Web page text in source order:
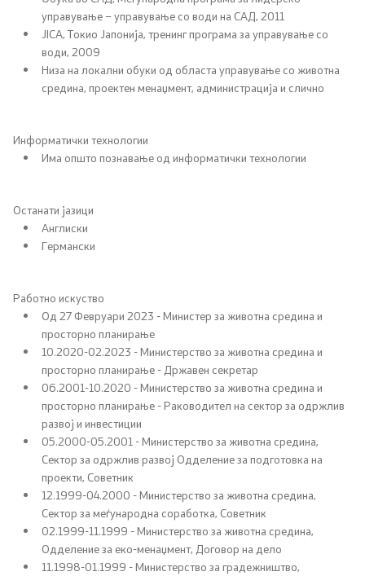
Отпад
Почва
Жиро сметки - Отпад
Објави
Концесии
Јавни огласи
Завршени јавни огласи
Конкурси
Завршени конкурси
Контакт
Контакт
управување – управување со води на САД, 2011
JICA, Токио Јапонија, тренинг програма за управување со
води, 2009
Низа на локални обуки од областа управување со животна
средина, проектен менаџмент, администрација и слично
Информатички технологии
Има општо познавање од информатички технологии
Останати јазици
Англиски
Германски
Работно искуство
Од 27 Февруари 2023 - Министер за животна средина и
просторно планирање
10.2020-02.2023 - Министерство за животна средина и
просторно планирање - Државен секретар
06.2001-10.2020 - Министерство за животна средина и
просторно планирање - Раководител на сектор за одржлив
развој и инвестиции
05.2000-05.2001 - Министерство за животна средина,
Сектор за одржлив развој Одделение за подготовка на
проекти, Советник
12.1999-04.2000 - Министерство за животна средина,
Сектор за меѓународна соработка, Советник
02.1999-11.1999 - Министерство за животна средина,
Одделение за еко-менаџмент, Договор на дело
11.1998-01.1999 - Министерство за градежништво,